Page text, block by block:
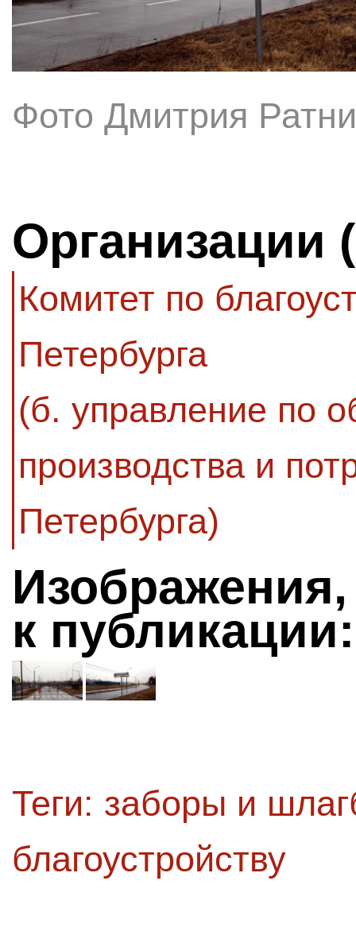
Фото Дмитрия
Организации
Комитет по
Петербурга
(б. управление по
производства и
Петербурга)
к публикации:
Теги: заборы и
благоустройству